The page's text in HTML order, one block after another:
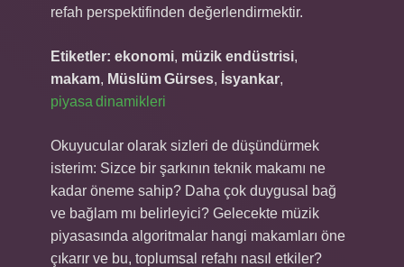
refah perspektifinden değerlendirmektir.
Etiketler: ekonomi, müzik endüstrisi,
makam, Müslüm Gürses, İsyankar,
piyasa dinamikleri
Okuyucular olarak sizleri de düşündürmek
isterim: Sizce bir şarkının teknik makamı ne
kadar öneme sahip? Daha çok duygusal bağ
ve bağlam mı belirleyici? Gelecekte müzik
piyasasında algoritmalar hangi makamları öne
çıkarır ve bu, toplumsal refahı nasıl etkiler?